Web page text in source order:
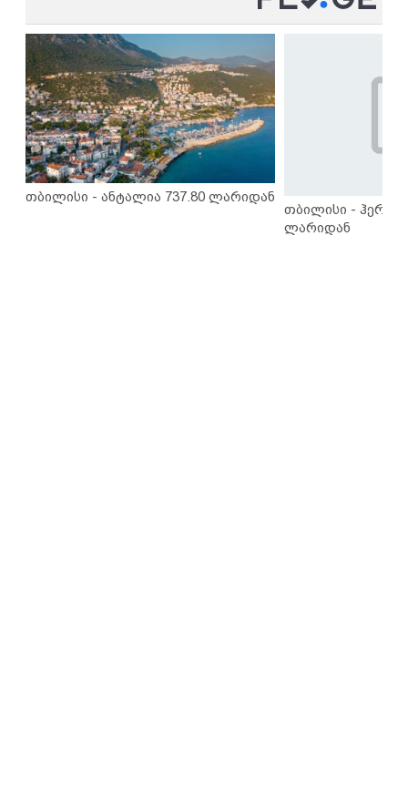
თბილისი - ანტალია 737.80 ლარიდან
თბილისი -
ლარიდან